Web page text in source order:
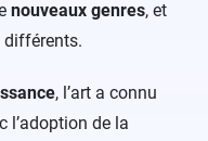
nouveaux genres, et
, l’art a connu
l’adoption de la